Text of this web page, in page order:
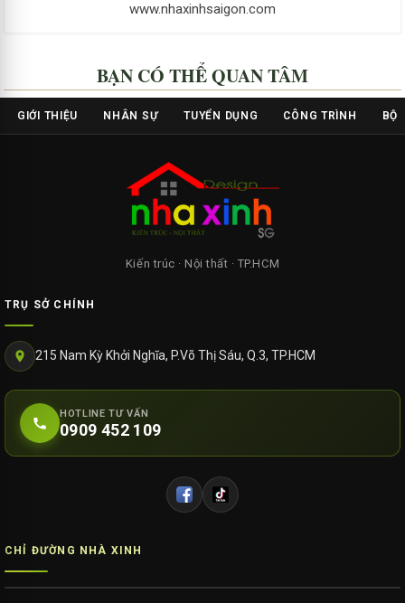
www.nhaxinhsaigon.com
BẠN CÓ THỂ QUAN TÂM
GIỚI THIỆU NHÂN SỰ TUYỂN DỤNG CÔNG TRÌNH BỘ
Kiến trúc · Nội thất · TP.HCM
TRỤ SỞ CHÍNH
215 Nam Kỳ Khởi Nghĩa, P.Võ Thị Sáu, Q.3, TP.HCM
HOTLINE TƯ VẤN
0909 452 109
CHỈ ĐƯỜNG NHÀ XINH